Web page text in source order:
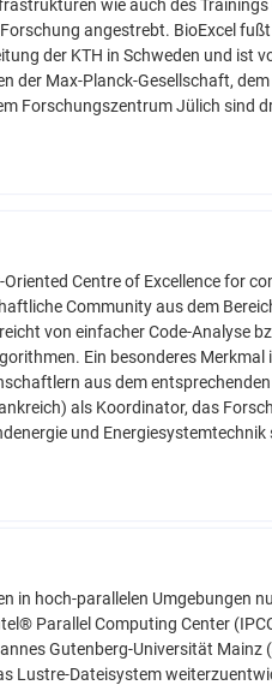
wie auch des
angestrebt. BioExcel
der KTH in Schweden und ist
der Max-Planck-Gesellschaft,
Forschungszentrum Jülich sind
Centre of Excellence for
Community aus dem
von einfacher Code-Analyse
Ein besonderes Merkmal
aus dem
als Koordinator, das
und
in hoch-parallelen Umgebungen
Parallel Computing Center
Gutenberg-Universität Mainz
Lustre-Dateisystem